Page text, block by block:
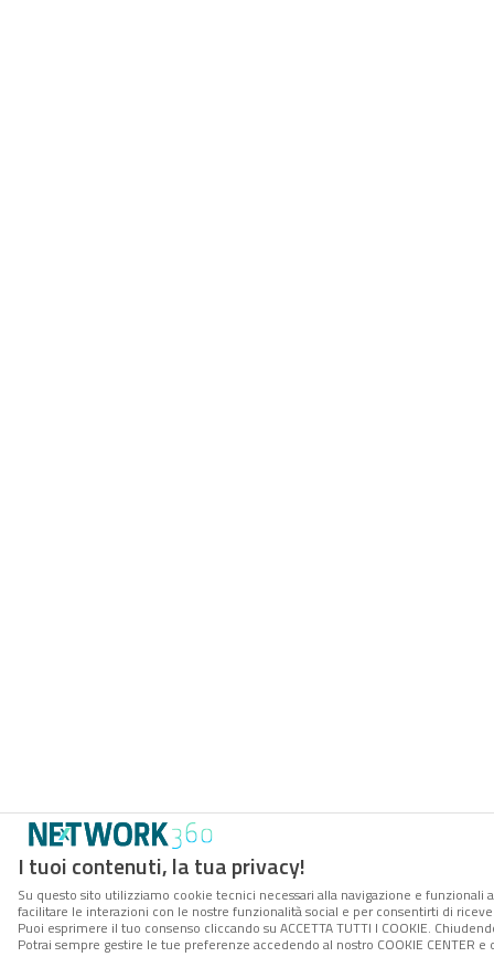
I tuoi contenuti, la tua privacy!
Su questo sito utilizziamo cookie tecnici necessari alla navigazione e
facilitare le interazioni con le nostre funzionalità social e per consentirti di
Puoi esprimere il tuo consenso cliccando su ACCETTA TUTTI I COOKIE.
Potrai sempre gestire le tue preferenze accedendo al nostro COOKIE